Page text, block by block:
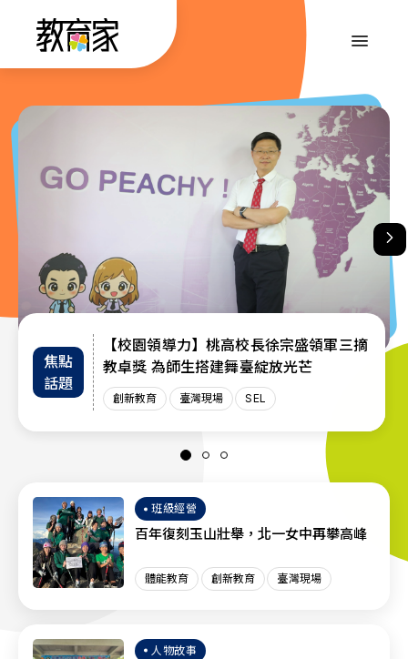
容
焦點
話題
【校園領導力】桃高校長徐宗盛領軍三摘
教卓獎 為師生搭建舞臺綻放光芒
創新教育 臺灣現場 SEL
教師
增能
教育部首辦「大專院校通識教育教師交流
工作坊」 共創AI與永續未來課堂
創新教育 臺灣現場 AI教育
趨勢
政策
退而不休，無私奉獻─教育部公布115年
教育奉獻獎獲獎名單
教師 教育奉獻獎 臺灣現場
班級經營
百年復刻玉山壯舉，北一女中再攀高峰
體能教育 創新教育 臺灣現場
人物故事